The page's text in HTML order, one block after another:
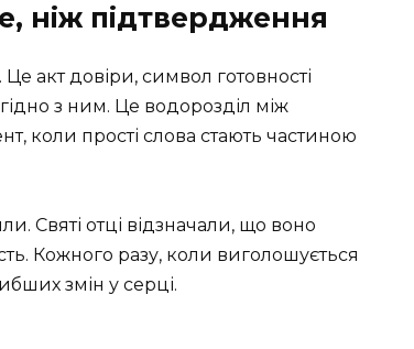
ніж підтвердження
акт довіри, символ готовності
з ним. Це водорозділ між
коли прості слова стають частиною
Святі отці відзначали, що воно
Кожного разу, коли виголошується
змін у серці.